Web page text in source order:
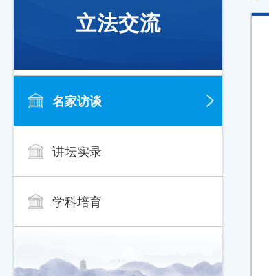
立法交流
名家访谈
讲坛实录
学科培育